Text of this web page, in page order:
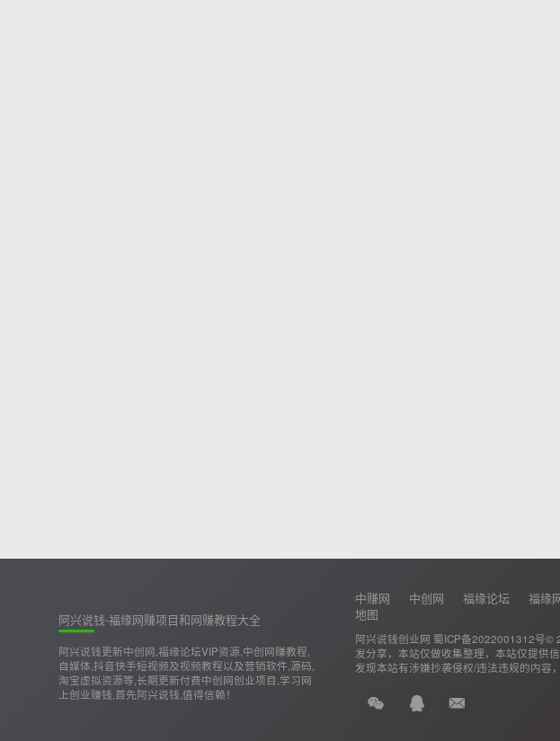
阿兴说钱-福缘网赚项目和网赚教程大全
阿兴说钱更新中创网,福缘论坛VIP资源,中创网赚教程,
自媒体,抖音快手短视频及视频教程以及营销软件,源码,
淘宝虚拟资源等,长期更新付费中创网创业项目,学习网
上创业赚钱,首先阿兴说钱,值得信赖！
中赚网 中创网 福缘论坛 福缘
地图
阿兴说钱创业网 蜀ICP备2022001312号©
发分享，本站仅做收集整理，本站仅提供
发现本站有涉嫌抄袭侵权/违法违规的内容